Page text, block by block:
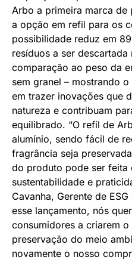
Arbo a primeira marca
a opção em refil para os
possibilidade reduz em
resíduos a ser
comparação ao peso da
sem granel – mostrando
em trazer inovações que
natureza e contribuam
equilibrado. “O refil de
alumínio, sendo fácil de
fragrância seja
do produto pode ser feita
sustentabilidade e
Cavanha, Gerente de
esse lançamento, nós
consumidores a criarem
preservação do meio
novamente o nosso